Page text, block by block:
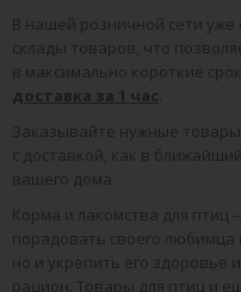
В нашей розничной сети уже
склады товаров, что
в максимально короткие
доставка за 1 час
Заказывайте нужные
с доставкой, как в ближайший
вашего дома.
Корма и лакомства для птиц
порадовать своего любимца
но и укрепить его
рацион. Товары для птиц и